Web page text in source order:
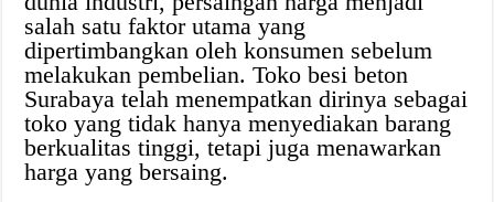
salah satu faktor utama yang
dipertimbangkan oleh konsumen sebelum
melakukan pembelian. Toko besi beton
Surabaya telah menempatkan dirinya sebagai
toko yang tidak hanya menyediakan barang
berkualitas tinggi, tetapi juga menawarkan
harga yang bersaing.